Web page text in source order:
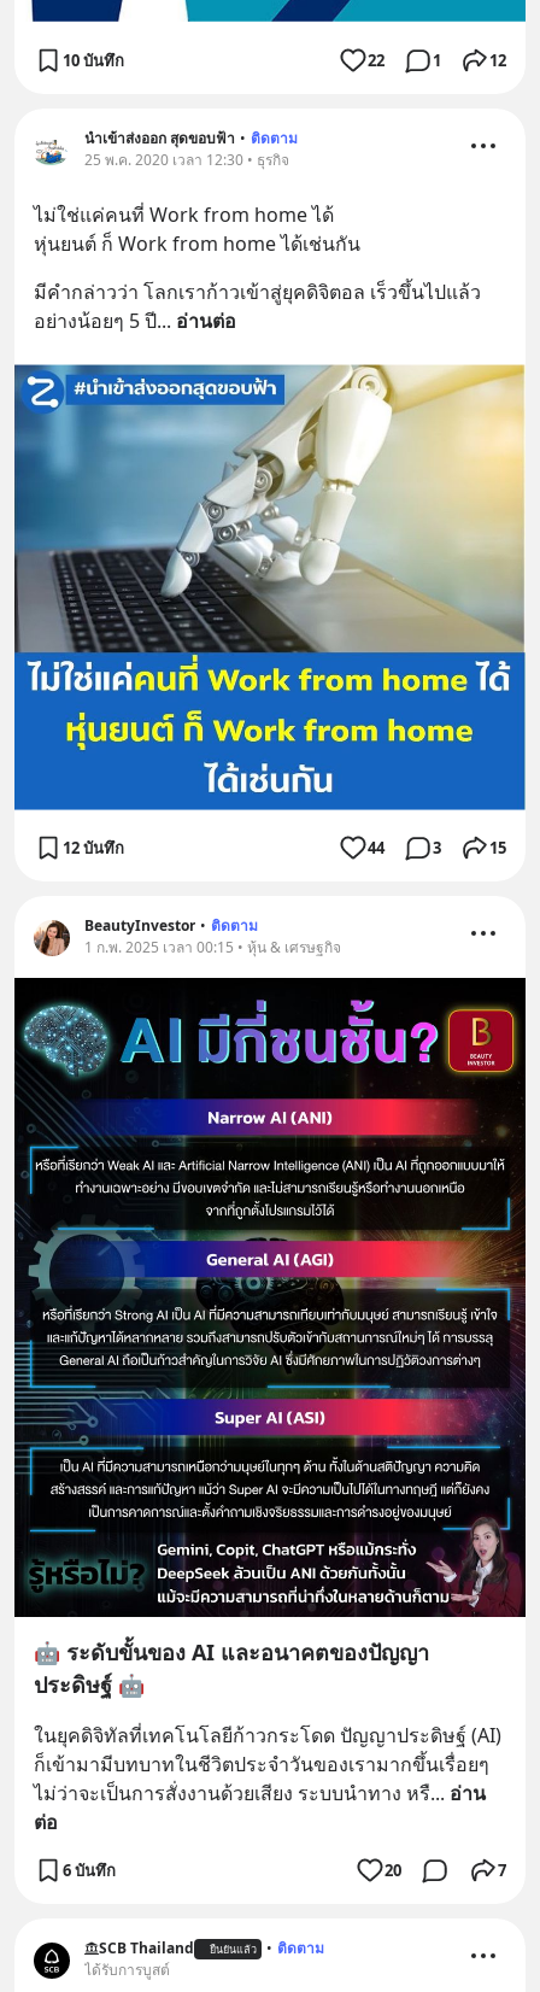
10 บันทึก 22 1 12
นำเข้าส่งออก สุดขอบฟ้า • ติดตาม
25 พ.ค. 2020 เวลา 12:30 • ธุรกิจ
ไม่ใช่แค่คนที่ Work from home ได้
หุ่นยนต์ ก็ Work from home ได้เช่นกัน
มีคำกล่าวว่า โลกเราก้าวเข้าสู่ยุคดิจิตอล เร็วขึ้นไปแล้ว
อย่างน้อยๆ 5 ปี... อ่านต่อ
12 บันทึก 44 3 15
BeautyInvestor • ติดตาม
1 ก.พ. 2025 เวลา 00:15 • หุ้น & เศรษฐกิจ
🤖 ระดับขั้นของ AI และอนาคตของปัญญา
ประดิษฐ์ 🤖
ในยุคดิจิทัลที่เทคโนโลยีก้าวกระโดด ปัญญาประดิษฐ์ (AI)
ก็เข้ามามีบทบาทในชีวิตประจำวันของเรามากขึ้นเรื่อยๆ
ไม่ว่าจะเป็นการสั่งงานด้วยเสียง ระบบนำทาง หรื... อ่าน
ต่อ
6 บันทึก 20 7
SCB Thailand ยืนยันแล้ว • ติดตาม
ได้รับการบูสต์